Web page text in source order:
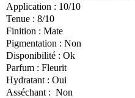
Application : 10/10
Tenue : 8/10
Finition : Mate
Pigmentation : Non
Disponibilité : Ok
Parfum : Fleurit
Hydratant : Oui
Asséchant : Non